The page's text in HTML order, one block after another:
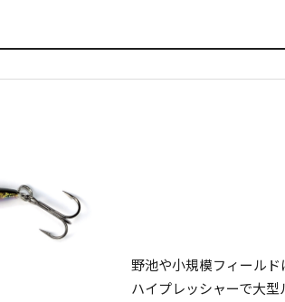
野池や小規模フィールド
ハイプレッシャーで大型